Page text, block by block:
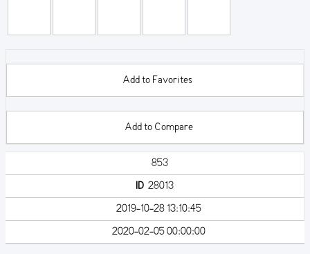
Add to Favorites
Add to Compare
853
ID 28013
2019-10-28 13:10:45
2020-02-05 00:00:00